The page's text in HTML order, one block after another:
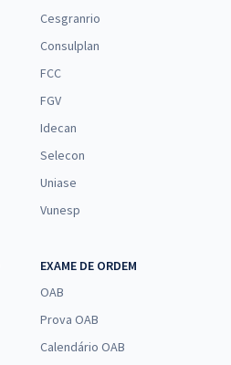
Cesgranrio
Consulplan
FCC
FGV
Idecan
Selecon
Uniase
Vunesp
EXAME DE ORDEM
OAB
Prova OAB
Calendário OAB